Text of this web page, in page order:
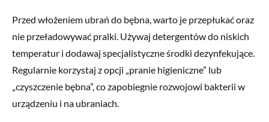
Przed włożeniem ubrań do bębna, warto je przepłukać oraz
nie przeładowywać pralki. Używaj detergentów do niskich
temperatur i dodawaj specjalistyczne środki dezynfekujące.
Regularnie korzystaj z opcji „pranie higieniczne” lub
„czyszczenie bębna”, co zapobiegnie rozwojowi bakterii w
urządzeniu i na ubraniach.